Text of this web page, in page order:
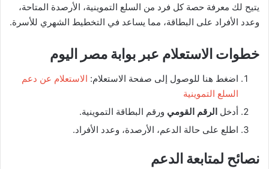
يتيح لك معرفة حصة كل فرد من السلع التموينية، الأرصدة المتاحة،
وعدد الأفراد على البطاقة، مما يساعد في التخطيط الشهري للأسرة.
خطوات الاستعلام عبر بوابة مصر اليوم
اضغط هنا للوصول إلى صفحة الاستعلام: الاستعلام عن دعم
السلع التموينية
أدخل الرقم القومي ورقم البطاقة التموينية.
اطلع على حالة الدعم، الأرصدة، وعدد الأفراد.
نصائح لمتابعة الدعم